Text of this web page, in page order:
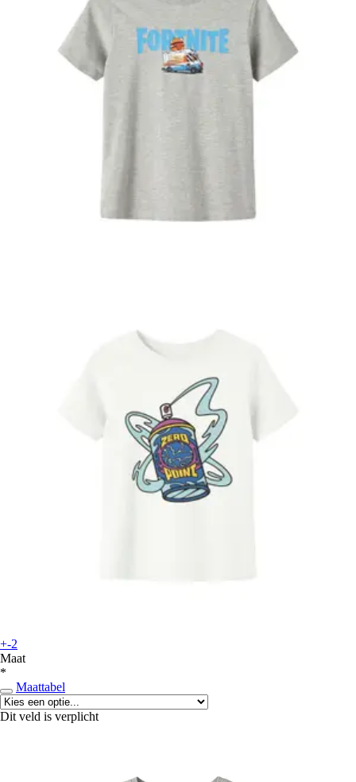
+-2
Maat
*
Maattabel
Dit veld is verplicht